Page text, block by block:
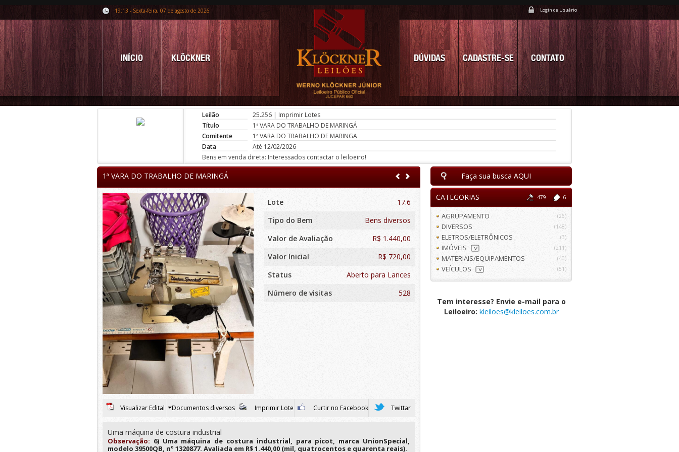
19:13 - Sexta-feira, 07 de agosto de 2026 Login de Usuário
INÍCIO KLÖCKNER CONTATO
CADASTRE-SE
DÚVIDAS
Leilão 25.256 | Imprimir Lotes
Título
1ª VARA DO TRABALHO DE MARINGÁ
Comitente
1ª VARA DO TRABALHO DE MARINGA
Data
Até 12/02/2026
Bens em venda direta: Interessados contactar o leiloeiro!
1ª VARA DO TRABALHO DE MARINGÁ
Lote
17.6
Tipo do Bem
Bens diversos
Valor de Avaliação
R$ 1.440,00
Valor Inicial
R$ 720,00
Status
Aberto para Lances
Número de visitas
528
Visualizar Edital Documentos diversos Imprimir Lote Curtir no Facebook Twittar
Uma máquina de costura industrial
Observação: 6) Uma máquina de costura industrial, para picot, marca UnionSpecial,
modelo 39500QB, nº 1320877. Avaliada em R$ 1.440,00 (mil, quatrocentos e quarenta reais).
Faça sua busca AQUI
CATEGORIAS 479 6
AGRUPAMENTO (26)
DIVERSOS (148)
ELETROS/ELETRÔNICOS (3)
IMÓVEIS > (211)
MATERIAIS/EQUIPAMENTOS (40)
VEÍCULOS > (51)
Tem interesse? Envie e-mail para o
Leiloeiro: kleiloes@kleiloes.com.br